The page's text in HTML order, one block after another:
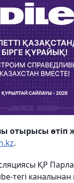
отырысы өтіп
.
ҚР
тегі каналынан